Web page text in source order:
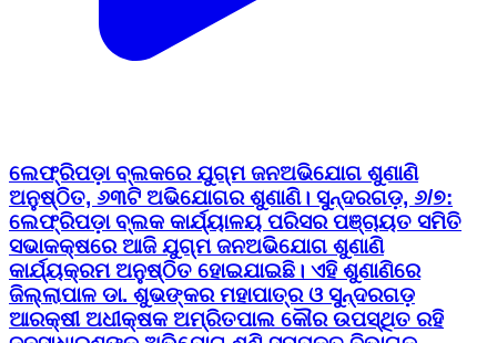
ଲେଫ୍ରିପଡ଼ା ବ୍ଲକରେ ଯୁଗ୍ମ ଜନଅଭିଯୋଗ ଶୁଣାଣି
ଅନୁଷ୍ଠିତ, ୬୩ଟି ଅଭିଯୋଗର ଶୁଣାଣି। ସୁନ୍ଦରଗଡ଼, ୬/୭:
ଲେଫ୍ରିପଡ଼ା ବ୍ଲକ କାର୍ଯ୍ୟାଳୟ ପରିସର ପଞ୍ଚାୟତ ସମିତି
ସଭାକକ୍ଷରେ ଆଜି ଯୁଗ୍ମ ଜନଅଭିଯୋଗ ଶୁଣାଣି
କାର୍ଯ୍ୟକ୍ରମ ଅନୁଷ୍ଠିତ ହୋଇଯାଇଛି। ଏହି ଶୁଣାଣିରେ
ଜିଲ୍ଲାପାଳ ଡା. ଶୁଭଙ୍କର ମହାପାତ୍ର ଓ ସୁନ୍ଦରଗଡ଼
ଆରକ୍ଷୀ ଅଧୀକ୍ଷକ ଅମ୍ରିତପାଲ କୌର ଉପସ୍ଥିତ ରହି